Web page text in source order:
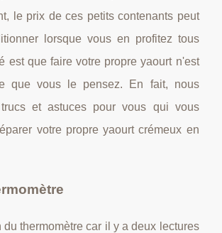
le prix de ces petits contenants peut
lorsque vous en profitez tous
est que faire votre propre yaourt n'est
que vous le pensez. En fait, nous
et astuces pour vous qui vous
votre propre yaourt crémeux en
thermomètre car il y a deux lectures